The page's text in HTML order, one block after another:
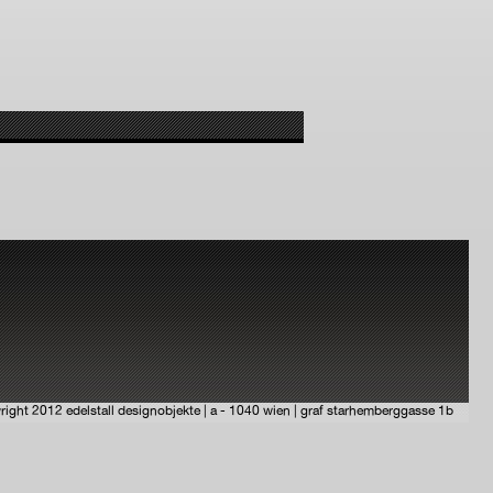
2012 edelstall designobjekte | a - 1040 wien | graf starhemberggasse 1b